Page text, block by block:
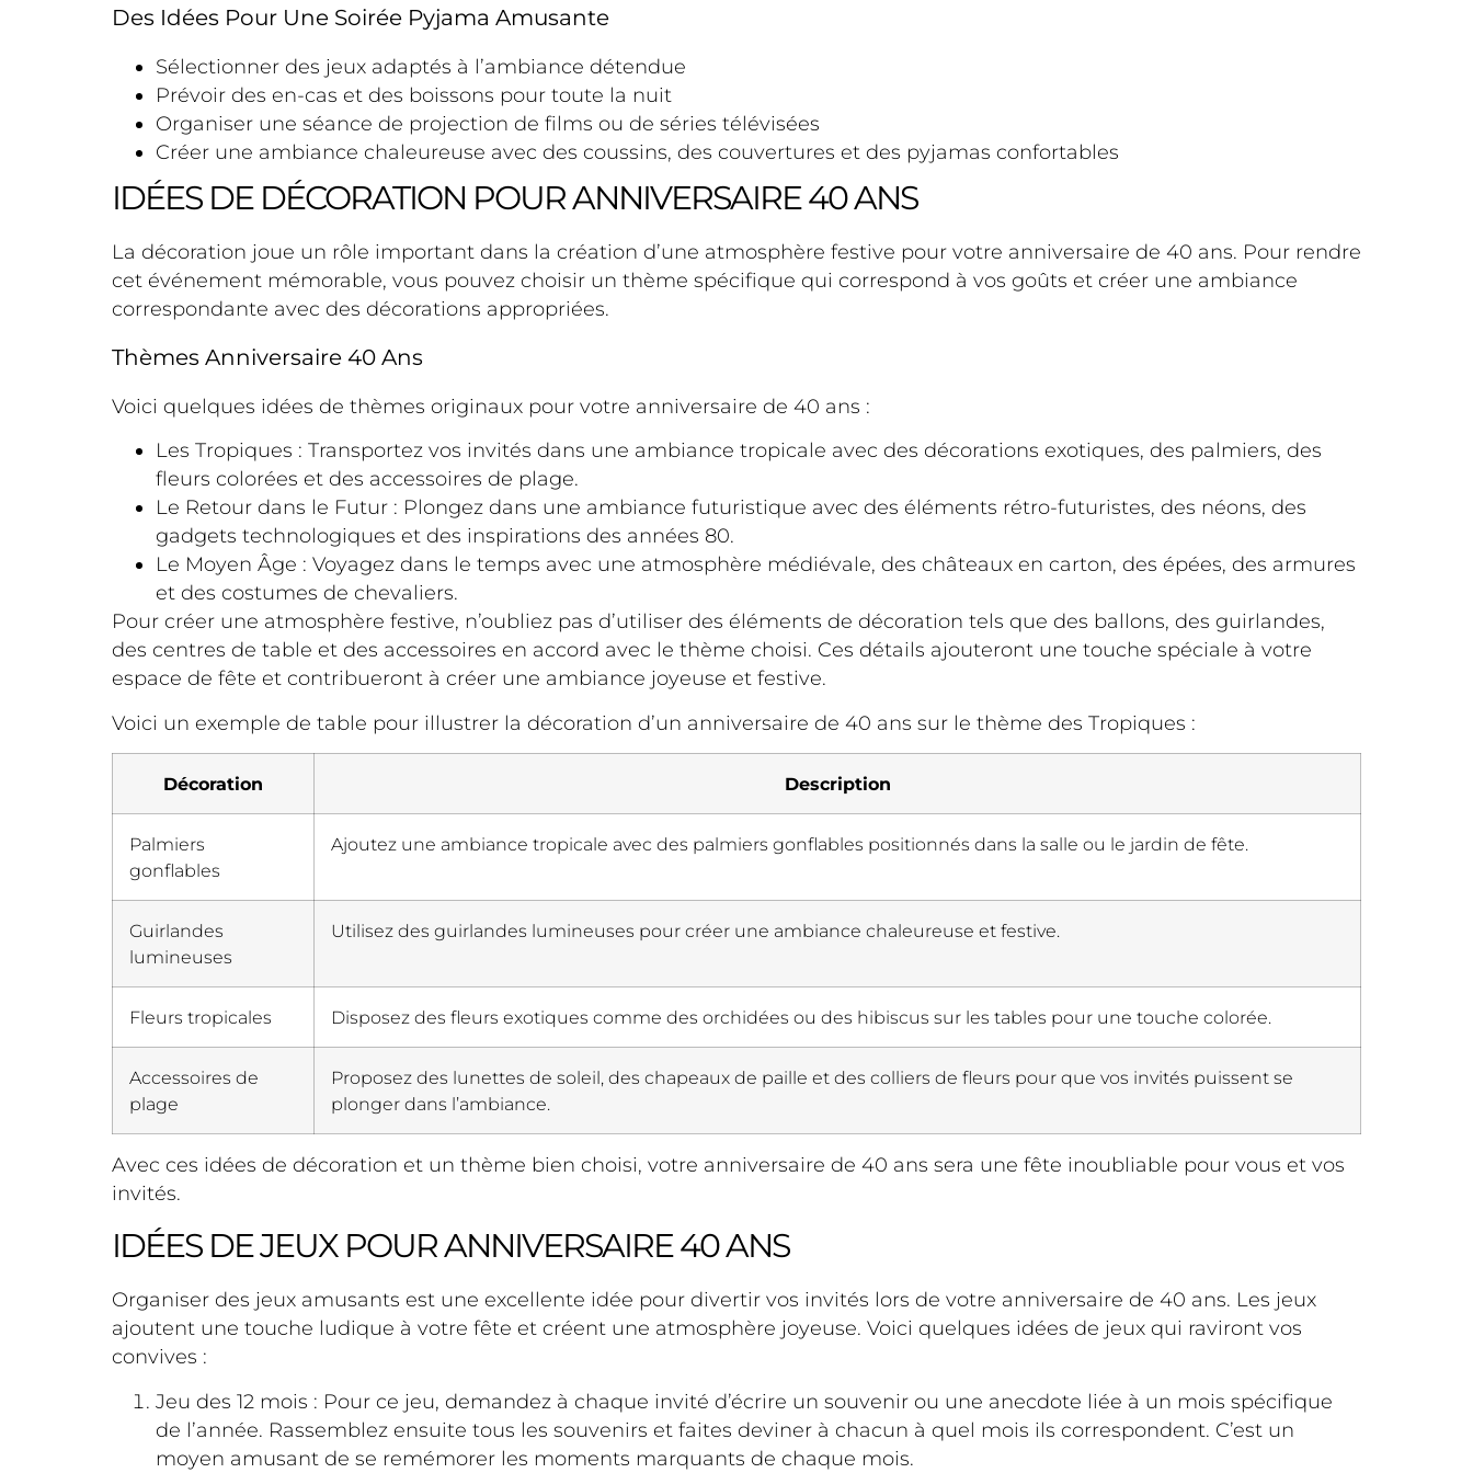
Des Idées Pour Une Soirée Pyjama Amusante
Sélectionner des jeux adaptés à l’ambiance détendue
Prévoir des en-cas et des boissons pour toute la nuit
Organiser une séance de projection de films ou de séries télévisées
Créer une ambiance chaleureuse avec des coussins, des couvertures et des pyjamas confortables
IDÉES DE DÉCORATION POUR ANNIVERSAIRE 40 ANS
La décoration joue un rôle important dans la création d’une atmosphère festive pour votre anniversaire de 40 ans. Pour rendre
cet événement mémorable, vous pouvez choisir un thème spécifique qui correspond à vos goûts et créer une ambiance
correspondante avec des décorations appropriées.
Thèmes Anniversaire 40 Ans
Voici quelques idées de thèmes originaux pour votre anniversaire de 40 ans :
Les Tropiques : Transportez vos invités dans une ambiance tropicale avec des décorations exotiques, des palmiers, des
fleurs colorées et des accessoires de plage.
Le Retour dans le Futur : Plongez dans une ambiance futuristique avec des éléments rétro-futuristes, des néons, des
gadgets technologiques et des inspirations des années 80.
Le Moyen Âge : Voyagez dans le temps avec une atmosphère médiévale, des châteaux en carton, des épées, des armures
et des costumes de chevaliers.
Pour créer une atmosphère festive, n’oubliez pas d’utiliser des éléments de décoration tels que des ballons, des guirlandes,
des centres de table et des accessoires en accord avec le thème choisi. Ces détails ajouteront une touche spéciale à votre
espace de fête et contribueront à créer une ambiance joyeuse et festive.
Voici un exemple de table pour illustrer la décoration d’un anniversaire de 40 ans sur le thème des Tropiques :
Décoration Description
Palmiers
gonflables
Ajoutez une ambiance tropicale avec des palmiers gonflables positionnés dans la salle ou le jardin de fête.
Guirlandes
lumineuses
Utilisez des guirlandes lumineuses pour créer une ambiance chaleureuse et festive.
Fleurs tropicales Disposez des fleurs exotiques comme des orchidées ou des hibiscus sur les tables pour une touche colorée.
Accessoires de
plage
Proposez des lunettes de soleil, des chapeaux de paille et des colliers de fleurs pour que vos invités puissent se
plonger dans l’ambiance.
Avec ces idées de décoration et un thème bien choisi, votre anniversaire de 40 ans sera une fête inoubliable pour vous et vos
invités.
IDÉES DE JEUX POUR ANNIVERSAIRE 40 ANS
Organiser des jeux amusants est une excellente idée pour divertir vos invités lors de votre anniversaire de 40 ans. Les jeux
ajoutent une touche ludique à votre fête et créent une atmosphère joyeuse. Voici quelques idées de jeux qui raviront vos
convives :
Jeu des 12 mois : Pour ce jeu, demandez à chaque invité d’écrire un souvenir ou une anecdote liée à un mois spécifique
de l’année. Rassemblez ensuite tous les souvenirs et faites deviner à chacun à quel mois ils correspondent. C’est un
moyen amusant de se remémorer les moments marquants de chaque mois.